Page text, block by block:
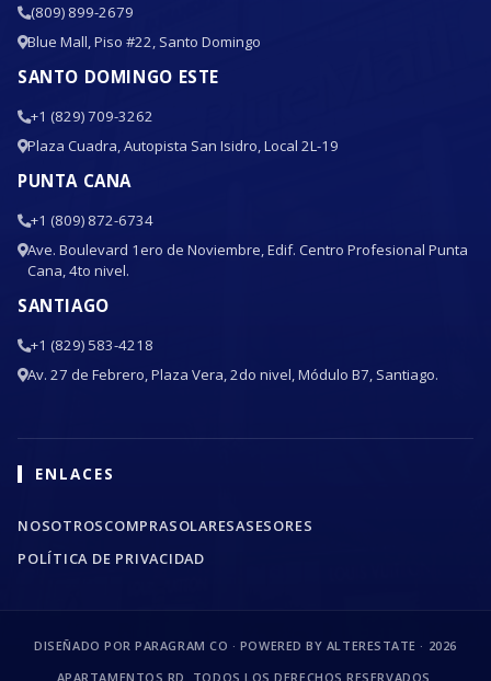
(809) 899-2679
Blue Mall, Piso #22, Santo Domingo
SANTO DOMINGO ESTE
+1 (829) 709-3262
Plaza Cuadra, Autopista San Isidro, Local 2L-19
PUNTA CANA
+1 (809) 872-6734
Ave. Boulevard 1ero de Noviembre, Edif. Centro Profesional Punta
Cana, 4to nivel.
SANTIAGO
+1 (829) 583-4218
Av. 27 de Febrero, Plaza Vera, 2do nivel, Módulo B7, Santiago.
ENLACES
NOSOTROSCOMPRASOLARESASESORES
POLÍTICA DE PRIVACIDAD
DISEÑADO POR PARAGRAM CO · POWERED BY ALTERESTATE · 2026
APARTAMENTOS RD. TODOS LOS DERECHOS RESERVADOS.